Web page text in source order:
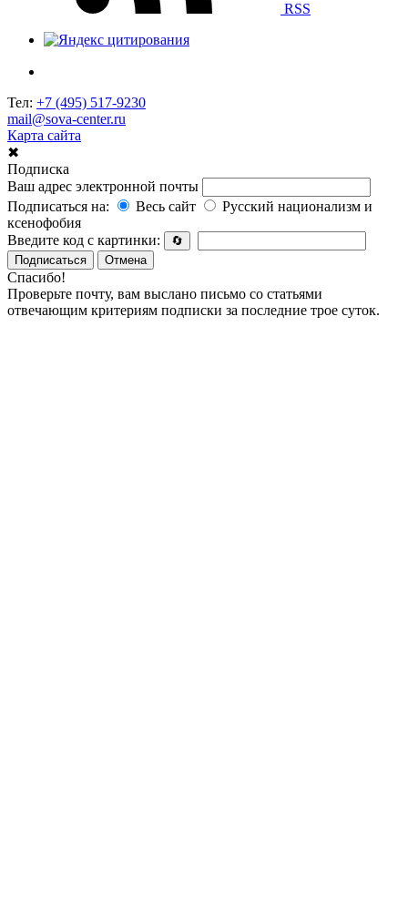
RSS
Тел: +7 (495) 517-9230
mail@sova-center.ru
Карта сайта
✖
Подписка
Ваш адрес электронной почты
Подписаться на:
Весь сайт
Русский национализм и
ксенофобия
Введите код с картинки:
🔄
Подписаться
Отмена
Спасибо!
Проверьте почту, вам выслано письмо со статьями
отвечающим критериям подписки за последние трое суток.